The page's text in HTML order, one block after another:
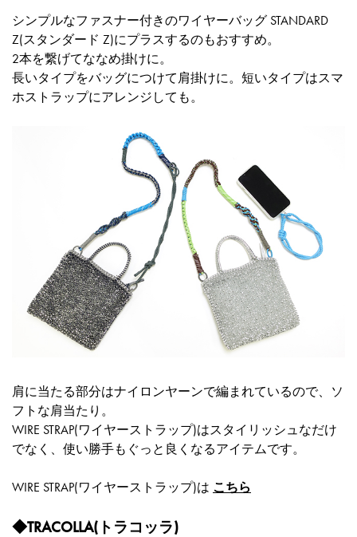
シンプルなファスナー付きのワイヤーバッグ STANDARD
Z(スタンダード Z)にプラスするのもおすすめ。
2本を繋げてななめ掛けに。
長いタイプをバッグにつけて肩掛けに。短いタイプはスマ
ホストラップにアレンジしても。
肩に当たる部分はナイロンヤーンで編まれているので、ソ
フトな肩当たり。
WIRE STRAP(ワイヤーストラップ)はスタイリッシュなだけ
でなく、使い勝手もぐっと良くなるアイテムです。
WIRE STRAP(ワイヤーストラップ)は こちら
◆TRACOLLA(トラコッラ)